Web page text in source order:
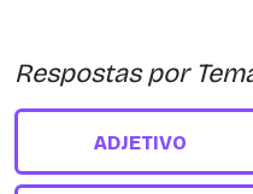
Respostas por
ADJETIVO